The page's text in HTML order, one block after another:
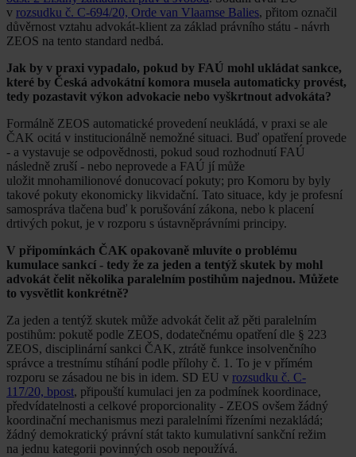
v rozsudku č. C-694/20, Orde van Vlaamse Balies, přitom označil
důvěrnost vztahu advokát-klient za základ právního státu - návrh
ZEOS na tento standard nedbá.
Jak by v praxi vypadalo, pokud by FAÚ mohl ukládat sankce,
které by Česká advokátní komora musela automaticky provést,
tedy pozastavit výkon advokacie nebo vyškrtnout advokáta?
Formálně ZEOS automatické provedení neukládá, v praxi se ale
ČAK ocitá v institucionálně nemožné situaci. Buď opatření provede
- a vystavuje se odpovědnosti, pokud soud rozhodnutí FAÚ
následně zruší - nebo neprovede a FAÚ jí může
uložit mnohamilionové donucovací pokuty; pro Komoru by byly
takové pokuty ekonomicky likvidační. Tato situace, kdy je profesní
samospráva tlačena buď k porušování zákona, nebo k placení
drtivých pokut, je v rozporu s ústavněprávními principy.
V připomínkách ČAK opakovaně mluvíte o problému
kumulace sankcí - tedy že za jeden a tentýž skutek by mohl
advokát čelit několika paralelním postihům najednou. Můžete
to vysvětlit konkrétně?
Za jeden a tentýž skutek může advokát čelit až pěti paralelním
postihům: pokutě podle ZEOS, dodatečnému opatření dle § 223
ZEOS, disciplinární sankci ČAK, ztrátě funkce insolvenčního
správce a trestnímu stíhání podle přílohy č. 1. To je v přímém
rozporu se zásadou ne bis in idem. SD EU v rozsudku č. C-
117/20, bpost, připouští kumulaci jen za podmínek koordinace,
předvídatelnosti a celkové proporcionality - ZEOS ovšem žádný
koordinační mechanismus mezi paralelními řízeními nezakládá;
žádný demokratický právní stát takto kumulativní sankční režim
na jednu kategorii povinných osob nepoužívá.